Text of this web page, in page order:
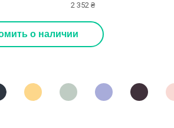
2 352 ₴
о наличии